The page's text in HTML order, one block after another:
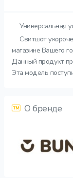
Универсальная
Свитшот
магазине Вашего
Данный продукт
Эта модель
О бренде